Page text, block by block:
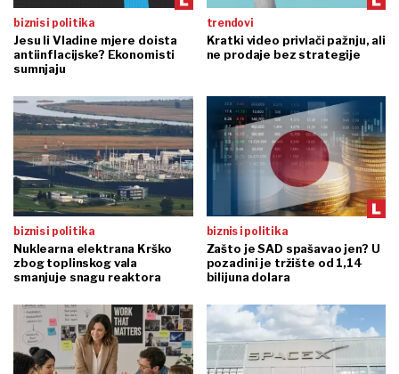
biznis i politika
Jesu li Vladine mjere doista
antiinflacijske? Ekonomisti
sumnjaju
trendovi
Kratki video privlači pažnju, ali
ne prodaje bez strategije
biznis i politika
Nuklearna elektrana Krško
zbog toplinskog vala
smanjuje snagu reaktora
biznis i politika
Zašto je SAD spašavao jen? U
pozadini je tržište od 1,14
bilijuna dolara